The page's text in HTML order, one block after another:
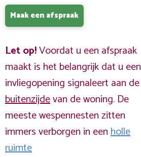
Maak een afspraak
Let op!Voordat u een afspraak
maakt is het belangrijk dat u een
invliegopening signaleert aan de
buitenzijdevan de woning. De
meeste wespennesten zitten
immers verborgen in eenholle
ruimte